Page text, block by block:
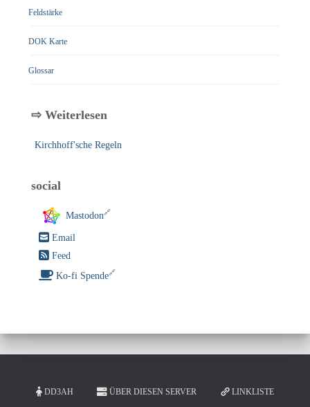
Feldstärke
DOK Karte
Glossar
⇨ Weiterlesen
Kirchhoff'sche Regeln
social
Mastodon
Email
Feed
Ko-fi Spende
DD3AH ÜBER DIESEN SERVER LINKLISTE